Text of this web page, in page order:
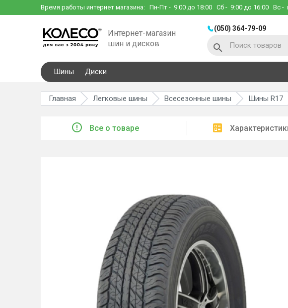
Время работы интернет магазина: Пн-Пт - 9:00 до 18:00 Сб - 9:00 до 16:00 Вс -
Интернет-магазин
шин и дисков
(050) 364-79-09
Шины Диски
Главная Легковые шины Всесезонные шины Шины R17
Все о товаре